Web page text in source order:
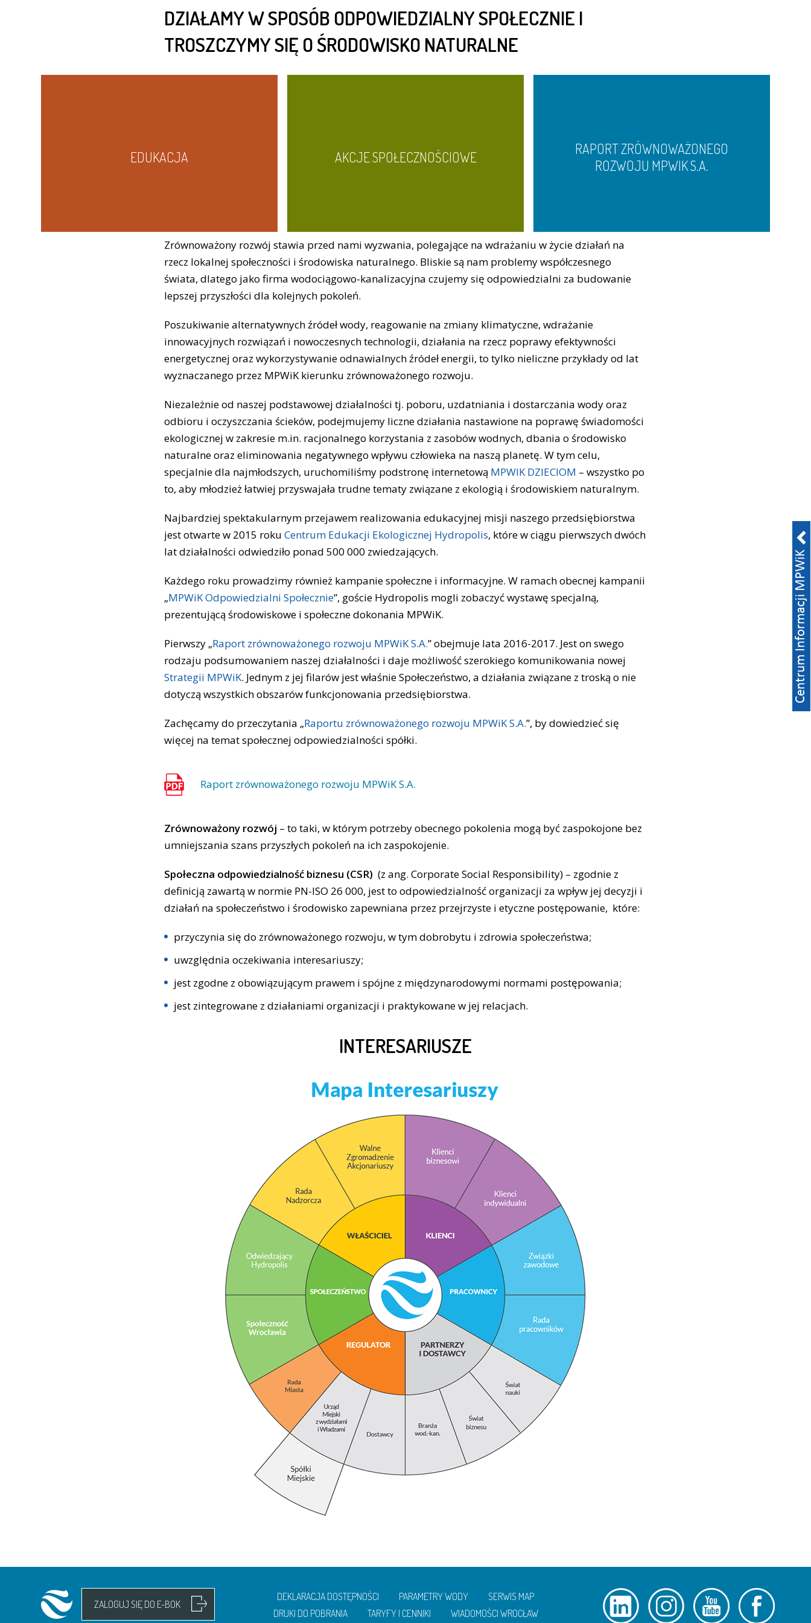
DZIAŁAMY W SPOSÓB ODPOWIEDZIALNY SPOŁECZNIE I
TROSZCZYMY SIĘ O ŚRODOWISKO NATURALNE
EDUKACJA AKCJE SPOŁECZNOŚCIOWE
RAPORT ZRÓWNOWAŻONEGO
ROZWOJU MPWIK S.A.
Zrównoważony rozwój stawia przed nami wyzwania, polegające na wdrażaniu w życie działań na
rzecz lokalnej społeczności i środowiska naturalnego. Bliskie są nam problemy współczesnego
świata, dlatego jako firma wodociągowo-kanalizacyjna czujemy się odpowiedzialni za budowanie
lepszej przyszłości dla kolejnych pokoleń.
Poszukiwanie alternatywnych źródeł wody, reagowanie na zmiany klimatyczne, wdrażanie
innowacyjnych rozwiązań i nowoczesnych technologii, działania na rzecz poprawy efektywności
energetycznej oraz wykorzystywanie odnawialnych źródeł energii, to tylko nieliczne przykłady od lat
wyznaczanego przez MPWiK kierunku zrównoważonego rozwoju.
Niezależnie od naszej podstawowej działalności tj. poboru, uzdatniania i dostarczania wody oraz
odbioru i oczyszczania ścieków, podejmujemy liczne działania nastawione na poprawę świadomości
ekologicznej w zakresie m.in. racjonalnego korzystania z zasobów wodnych, dbania o środowisko
naturalne oraz eliminowania negatywnego wpływu człowieka na naszą planetę. W tym celu,
specjalnie dla najmłodszych, uruchomiliśmy podstronę internetową MPWIK DZIECIOM – wszystko po
to, aby młodzież łatwiej przyswajała trudne tematy związane z ekologią i środowiskiem naturalnym.
Najbardziej spektakularnym przejawem realizowania edukacyjnej misji naszego przedsiębiorstwa
jest otwarte w 2015 roku Centrum Edukacji Ekologicznej Hydropolis, które w ciągu pierwszych dwóch
lat działalności odwiedziło ponad 500 000 zwiedzających.
Każdego roku prowadzimy również kampanie społeczne i informacyjne. W ramach obecnej kampanii
„MPWiK Odpowiedzialni Społecznie”, goście Hydropolis mogli zobaczyć wystawę specjalną,
prezentującą środowiskowe i społeczne dokonania MPWiK.
Pierwszy „Raport zrównoważonego rozwoju MPWiK S.A.” obejmuje lata 2016-2017. Jest on swego
rodzaju podsumowaniem naszej działalności i daje możliwość szerokiego komunikowania nowej
Strategii MPWiK. Jednym z jej filarów jest właśnie Społeczeństwo, a działania związane z troską o nie
dotyczą wszystkich obszarów funkcjonowania przedsiębiorstwa.
Zachęcamy do przeczytania „Raportu zrównoważonego rozwoju MPWiK S.A.”, by dowiedzieć się
więcej na temat społecznej odpowiedzialności spółki.
Raport zrównoważonego rozwoju MPWiK S.A.
Zrównoważony rozwój – to taki, w którym potrzeby obecnego pokolenia mogą być zaspokojone bez
umniejszania szans przyszłych pokoleń na ich zaspokojenie.
Społeczna odpowiedzialność biznesu (CSR) (z ang. Corporate Social Responsibility) – zgodnie z
definicją zawartą w normie PN-ISO 26 000, jest to odpowiedzialność organizacji za wpływ jej decyzji i
działań na społeczeństwo i środowisko zapewniana przez przejrzyste i etyczne postępowanie, które:
przyczynia się do zrównoważonego rozwoju, w tym dobrobytu i zdrowia społeczeństwa;
uwzględnia oczekiwania interesariuszy;
jest zgodne z obowiązującym prawem i spójne z międzynarodowymi normami postępowania;
jest zintegrowane z działaniami organizacji i praktykowane w jej relacjach.
INTERESARIUSZE
ZALOGUJ SIĘ DO E-BOK
DEKLARACJA DOSTĘPNOŚCI PARAMETRY WODY
SERWIS MAP
DRUKI DO POBRANIA
TARYFY I CENNIKI WIADOMOŚCI WROCŁAW